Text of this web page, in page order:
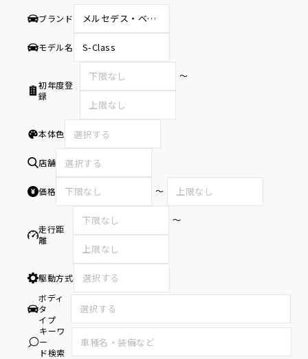
ブランド
モデル名
初年度登
録
〜
本体色 選択する
店舗 選択する
価格 〜
走行距
離
〜
駆動方式
ボディ
タ
イプ
キーワ
ー
ド検索